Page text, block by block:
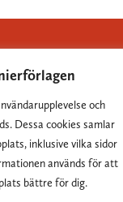
och
Dessa cookies samlar
inklusive vilka sidor
används för att
bättre för dig.
och är Sveriges